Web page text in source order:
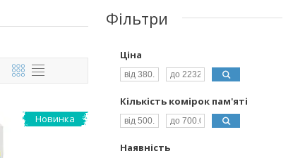
Новинка
Фільтри
Ціна
Кількість комірок пам'яті
Наявність